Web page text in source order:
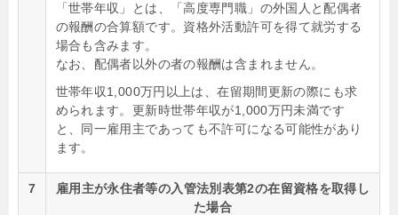
「世帯年収」とは、「高度専門職」の外国人と配偶者
の報酬の合算額です。資格外活動許可を得て就労する
場合も含みます。
なお、配偶者以外の者の報酬は含まれません。
世帯年収1,000万円以上は、在留期間更新の際にも求
められます。更新時世帯年収が1,000万円未満です
と、同一雇用主であっても不許可になる可能性があり
ます。
7
雇用主が永住者等の入管法別表第2の在留資格を取得し
た場合